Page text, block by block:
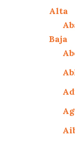
Alta
Baja